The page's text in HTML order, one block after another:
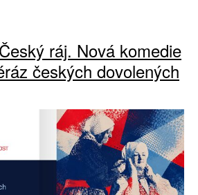
ráj. Nová komedie
českých dovolených